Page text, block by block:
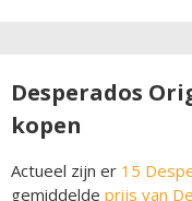
Desperados
kopen
Actueel zijn er 15
gemiddelde prijs van